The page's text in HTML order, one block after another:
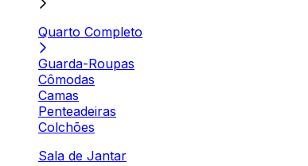
Quarto Completo
Guarda-Roupas
Cômodas
Camas
Penteadeiras
Colchões
Sala de Jantar